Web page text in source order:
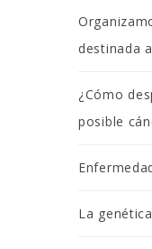
destinada
¿Cómo
posible
La